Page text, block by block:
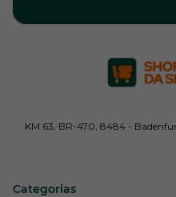
KM 63, BR-470, 8484 -
Categorias